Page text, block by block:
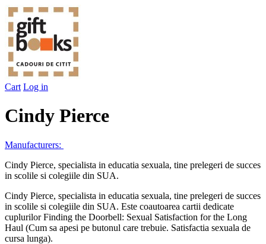
Cart Log in
Cindy Pierce
Manufacturers:
Cindy Pierce, specialista in educatia sexuala, tine prelegeri de succes
in scolile si colegiile din SUA.
Cindy Pierce, specialista in educatia sexuala, tine prelegeri de succes
in scolile si colegiile din SUA. Este coautoarea cartii dedicate
cuplurilor Finding the Doorbell: Sexual Satisfaction for the Long
Haul (Cum sa apesi pe butonul care trebuie. Satisfactia sexuala de
cursa lunga).